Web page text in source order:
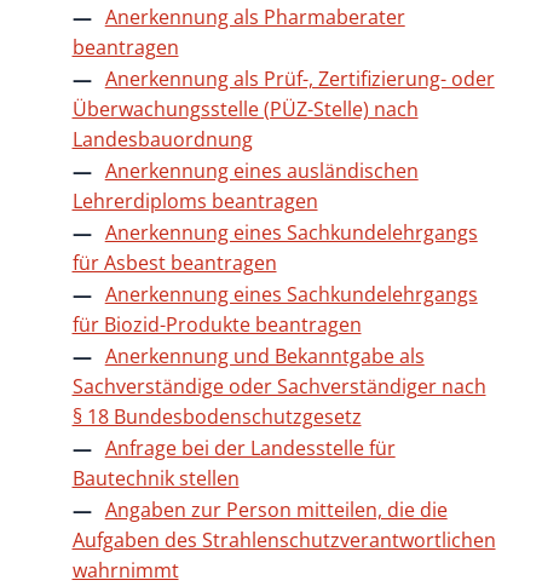
Anerkennung als Pharmaberater
beantragen
Anerkennung als Prüf-, Zertifizierung- oder
Überwachungsstelle (PÜZ-Stelle) nach
Landesbauordnung
Anerkennung eines ausländischen
Lehrerdiploms beantragen
Anerkennung eines Sachkundelehrgangs
für Asbest beantragen
Anerkennung eines Sachkundelehrgangs
für Biozid-Produkte beantragen
Anerkennung und Bekanntgabe als
Sachverständige oder Sachverständiger nach
§ 18 Bundesbodenschutzgesetz
Anfrage bei der Landesstelle für
Bautechnik stellen
Angaben zur Person mitteilen, die die
Aufgaben des Strahlenschutzverantwortlichen
wahrnimmt